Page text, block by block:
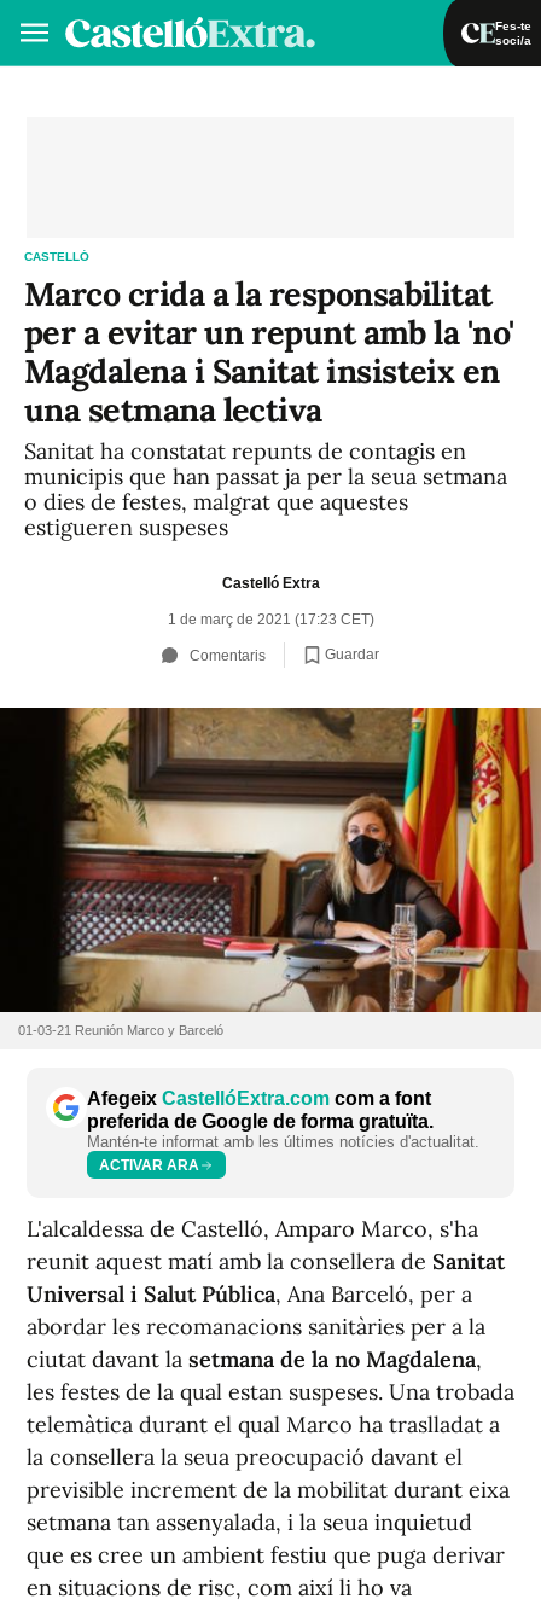
Fes-te
soci/a
CASTELLÓ
Marco crida a la responsabilitat
per a evitar un repunt amb la 'no'
Magdalena i Sanitat insisteix en
una setmana lectiva
Sanitat ha constatat repunts de contagis en
municipis que han passat ja per la seua setmana
o dies de festes, malgrat que aquestes
estigueren suspeses
Castelló Extra
1 de març de 2021 (17:23 CET)
Comentaris Guardar
01-03-21 Reunión Marco y Barceló
Afegeix CastellóExtra.com com a font
preferida de Google de forma gratuïta.
Mantén-te informat amb les últimes notícies d'actualitat.
ACTIVAR ARA
L'alcaldessa de Castelló, Amparo Marco, s'ha
reunit aquest matí amb la consellera de Sanitat
Universal i Salut Pública, Ana Barceló, per a
abordar les recomanacions sanitàries per a la
ciutat davant la setmana de la no Magdalena,
les festes de la qual estan suspeses. Una trobada
telemàtica durant el qual Marco ha traslladat a
la consellera la seua preocupació davant el
previsible increment de la mobilitat durant eixa
setmana tan assenyalada, i la seua inquietud
que es cree un ambient festiu que puga derivar
en situacions de risc, com així li ho va